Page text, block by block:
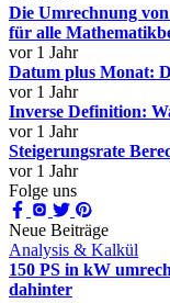
Die Umrechnung
für alle
vor 1 Jahr
Datum plus Monat:
vor 1 Jahr
Inverse Definition:
vor 1 Jahr
Steigerungsrate
vor 1 Jahr
Folge uns
Neue Beiträge
Analysis & Kalkül
150 PS in kW
dahinter